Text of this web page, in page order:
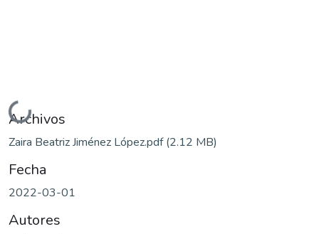
Cargando...
Archivos
Zaira Beatriz Jiménez López.pdf(2.12 MB)
Fecha
2022-03-01
Autores